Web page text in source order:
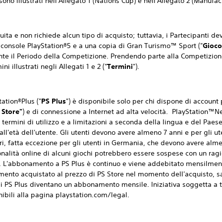
non richiede alcun tipo di acquisto; tuttavia, i Partecipanti
PlayStation®5 e a una copia di Gran Turismo™ Sport ("Gioco
il Periodo della Competizione. Prendendo parte alla
illustrati negli Allegati 1 e 2 ("Termini").
("PS Plus") è disponibile solo per chi dispone di
Store") e di connessione a Internet ad alta velocità.
di utilizzo e a limitazioni a seconda della lingua e del
dell'utente. Gli utenti devono avere almeno 7 anni e per gli
fatta eccezione per gli utenti in Germania, che devono avere
online di alcuni giochi potrebbero essere sospese con un
L'abbonamento a PS Plus è continuo e viene addebitato
acquistato al prezzo di PS Store nel momento dell'acquisto,
Plus diventano un abbonamento mensile. Iniziativa soggetta
alla pagina playstation.com/legal.